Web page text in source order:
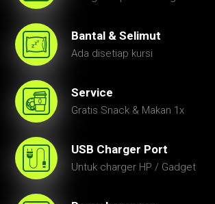
Bantal & Selimut
Ada disetiap kursi
Service
Gratis Snack & Makan 1x
USB Charger Port
Untuk charger HP / Gadget